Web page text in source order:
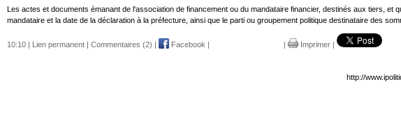
Les actes et documents émanant de l'association de financement ou du mandataire financier, destinés aux tiers,
mandataire et la date de la déclaration à la préfecture, ainsi que le parti ou groupement politique destinataire des
10:10 | Lien permanent | Commentaires (2) | Facebook | | Imprimer |
http://